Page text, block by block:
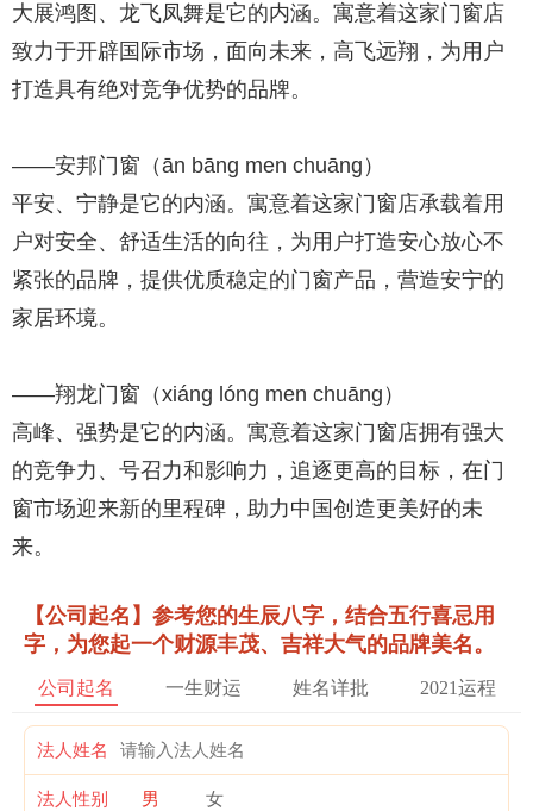
大展鸿图、龙飞凤舞是它的内涵。寓意着这家门窗店
致力于开辟国际市场，面向未来，高飞远翔，为用户
打造具有绝对竞争优势的品牌。
——安邦门窗（ān bāng men chuāng）
平安、宁静是它的内涵。寓意着这家门窗店承载着用
户对安全、舒适生活的向往，为用户打造安心放心不
紧张的品牌，提供优质稳定的门窗产品，营造安宁的
家居环境。
——翔龙门窗（xiáng lóng men chuāng）
高峰、强势是它的内涵。寓意着这家门窗店拥有强大
的竞争力、号召力和影响力，追逐更高的目标，在门
窗市场迎来新的里程碑，助力中国创造更美好的未
来。
【公司起名】参考您的生辰八字，结合五行喜忌用
字，为您起一个财源丰茂、吉祥大气的品牌美名。
公司起名 一生财运 姓名详批 2021运程
法人姓名
法人性别 男 女